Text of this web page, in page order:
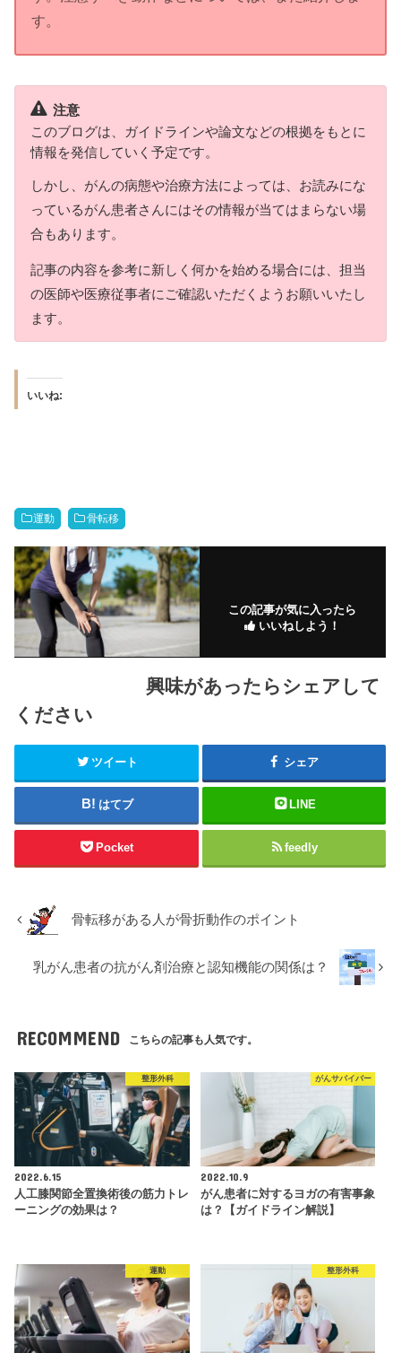
す。
注意
このブログは、ガイドラインや論文などの根拠をもとに
情報を発信していく予定です。
しかし、がんの病態や治療方法によっては、お読みにな
っているがん患者さんにはその情報が当てはまらない場
合もあります。
記事の内容を参考に新しく何かを始める場合には、担当
の医師や医療従事者にご確認いただくようお願いいたし
ます。
いいね:
運動 骨転移
この記事が気に入ったら
いいねしよう！
興味があったらシェアして
ください
ツイート シェア
はてブ LINE
Pocket feedly
骨転移がある人が骨折動作のポイント
乳がん患者の抗がん剤治療と認知機能の関係は？
RECOMMEND こちらの記事も人気です。
整形外科
2022.6.15
人工膝関節全置換術後の筋力トレ
ーニングの効果は？
がんサバイバー
2022.10.9
がん患者に対するヨガの有害事象
は？【ガイドライン解説】
運動 整形外科